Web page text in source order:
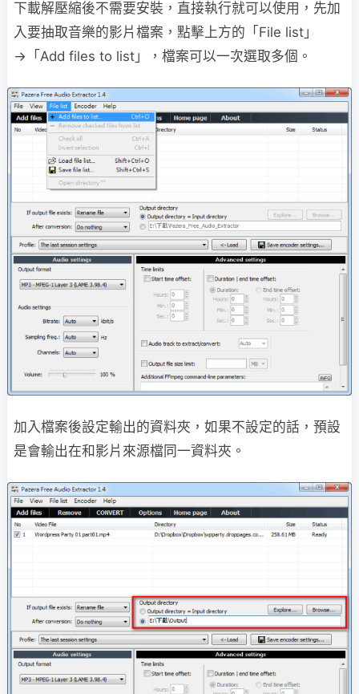
下載解壓縮後不需要安裝，直接執行就可以使用，先加
入要抽取音樂的影片檔案，點擊上方的「File list」
→「Add files to list」，檔案可以一次選取多個。
加入檔案後設定輸出的資料夾，如果不設定的話，預設
是會輸出在和影片來源檔同一資料夾。